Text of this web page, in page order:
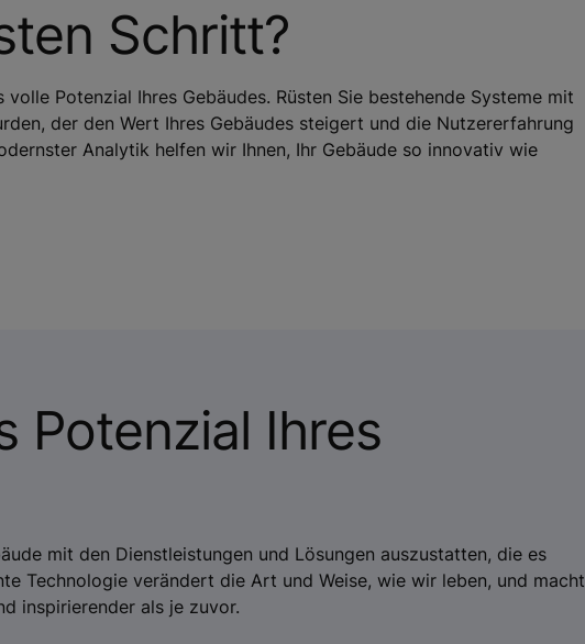
Schritt?
Potenzial Ihres Gebäudes. Rüsten Sie bestehende Systeme mit
der den Wert Ihres Gebäudes steigert und die Nutzererfahrung
Analytik helfen wir Ihnen, Ihr Gebäude so innovativ wie
Potenzial Ihres
mit den Dienstleistungen und Lösungen auszustatten, die es
Technologie verändert die Art und Weise, wie wir leben, und macht
inspirierender als je zuvor.